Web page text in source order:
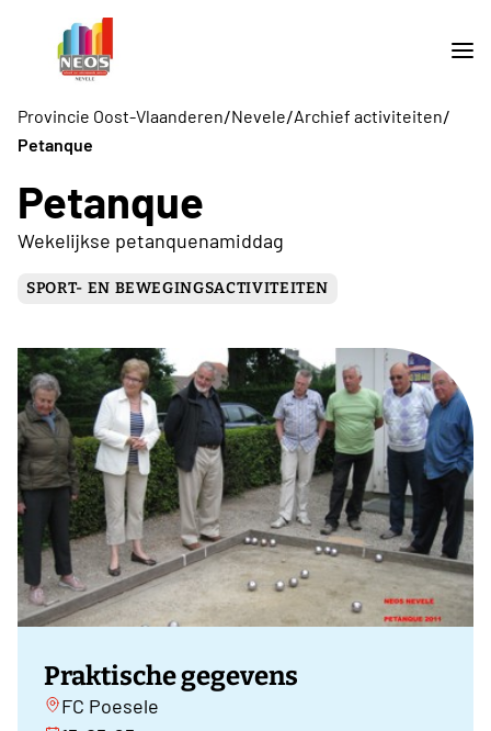
Provincie Oost-Vlaanderen/Nevele/Archief activiteiten/
Petanque
Petanque
Wekelijkse petanquenamiddag
SPORT- EN BEWEGINGSACTIVITEITEN
Praktische gegevens
FC Poesele